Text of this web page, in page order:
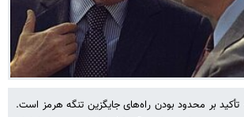
بر محدود بودن راه‌های جایگزین تنگه هرمز است.